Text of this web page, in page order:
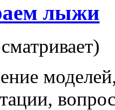
лыжи